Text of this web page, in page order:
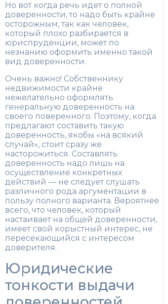
Но вот когда речь идет о полной
доверенности, то надо быть крайне
осторожным, так как человек,
который плохо разбирается в
юриспруденции, может по
незнанию оформить именно такой
вид доверенности.
Очень важно! Собственнику
недвижимости крайне
нежелательно оформлять
генеральную доверенность на
своего поверенного. Поэтому, когда
предлагают составить такую
доверенность, якобы «на всякий
случай», стоит сразу же
насторожиться. Составлять
доверенность надо лишь на
осуществление конкретных
действий — не следует слушать
различного рода аргументации в
пользу полного варианта. Вероятнее
всего, что человек, который
настаивает на общей доверенности,
имеет свой корыстный интерес, не
пересекающийся с интересом
доверителя.
Юридические
тонкости выдачи